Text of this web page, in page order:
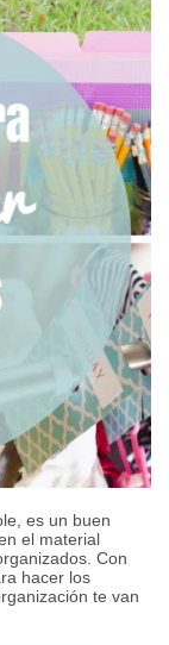
es un buen
el material
Con
hacer los
te van